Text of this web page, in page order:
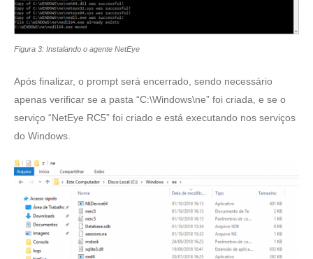
Figura 3: Instalando o agente NetEye
Após finalizar, o prompt será encerrado, sendo necessário
apenas verificar se a pasta “C:\Windows\ne” foi criada, e se o
serviço “NetEye RC5” foi criado e está executando nos serviços
do Windows.